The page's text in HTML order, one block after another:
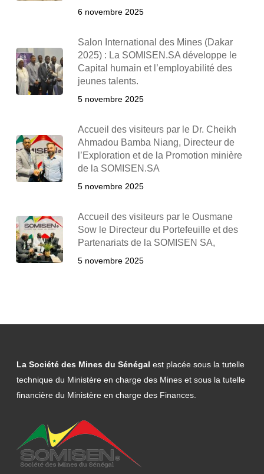
6 novembre 2025
Salon International des Mines (Dakar
2025) : La SOMISEN.SA développe le
Capital humain et l’employabilité des
jeunes talents.
5 novembre 2025
Accueil des visiteurs par le Dr. Cheikh
Ahmadou Bamba Niang, Directeur de
l’Exploration et de la Promotion minière
de la SOMISEN.SA
5 novembre 2025
Accueil des visiteurs par le Ousmane
Sow le Directeur du Portefeuille et des
Partenariats de la SOMISEN SA,
5 novembre 2025
La Société des Mines du Sénégal est placée sous la tutelle
technique du Ministère en charge des Mines et sous la tutelle
financière du Ministère en charge des Finances.